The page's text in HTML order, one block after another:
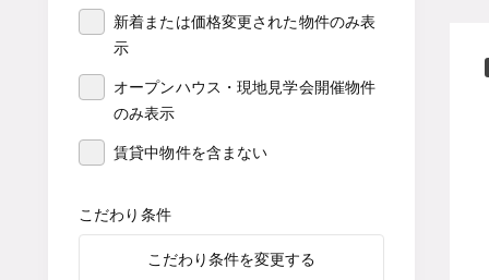
新着または価格変更された物件のみ表
示
オープンハウス・現地見学会開催物件
のみ表示
賃貸中物件を含まない
こだわり条件
こだわり条件を変更する